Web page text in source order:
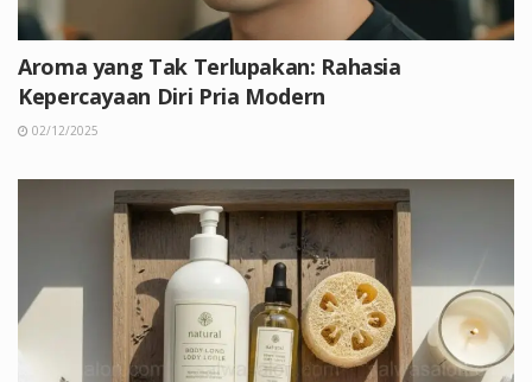
Aroma yang Tak Terlupakan: Rahasia
Kepercayaan Diri Pria Modern
02/12/2025